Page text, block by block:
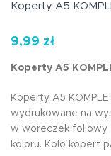
Koperty A5
9,99 zł
Koperty A5
Koperty A5
wydrukowane na
w woreczek
koloru. Kolo kopert